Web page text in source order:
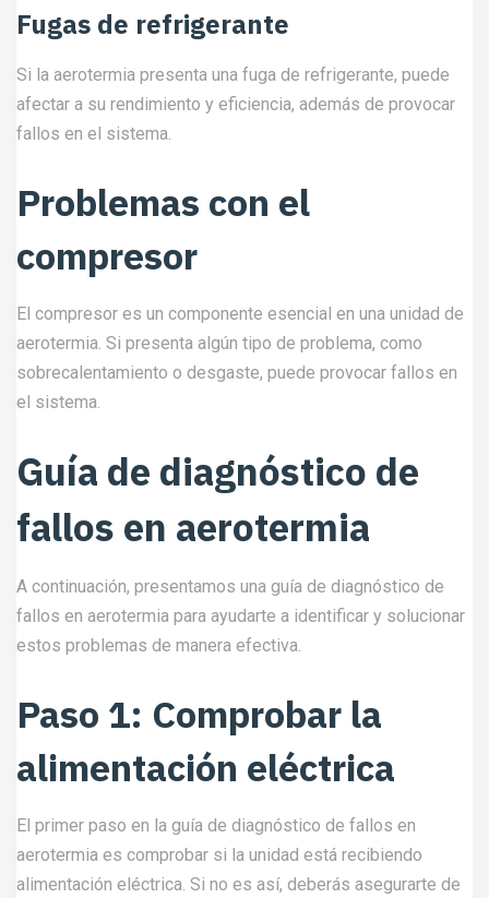
Fugas de refrigerante
Si la aerotermia presenta una fuga de refrigerante, puede
afectar a su rendimiento y eficiencia, además de provocar
fallos en el sistema.
Problemas con el
compresor
El compresor es un componente esencial en una unidad de
aerotermia. Si presenta algún tipo de problema, como
sobrecalentamiento o desgaste, puede provocar fallos en
el sistema.
Guía de diagnóstico de
fallos en aerotermia
A continuación, presentamos una guía de diagnóstico de
fallos en aerotermia para ayudarte a identificar y solucionar
estos problemas de manera efectiva.
Paso 1: Comprobar la
alimentación eléctrica
El primer paso en la guía de diagnóstico de fallos en
aerotermia es comprobar si la unidad está recibiendo
alimentación eléctrica. Si no es así, deberás asegurarte de